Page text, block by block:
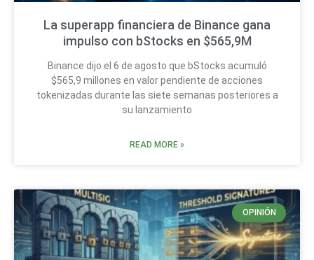
La superapp financiera de Binance gana
impulso con bStocks en $565,9M
Binance dijo el 6 de agosto que bStocks acumuló
$565,9 millones en valor pendiente de acciones
tokenizadas durante las siete semanas posteriores a
su lanzamiento
READ MORE »
OPINIÓN